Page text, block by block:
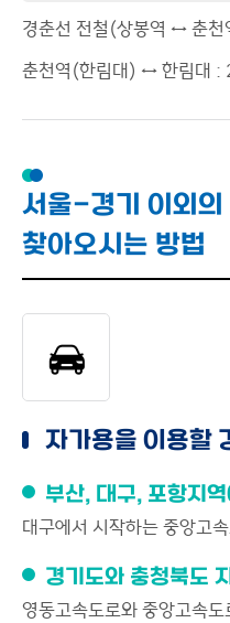
경춘선 전철(상봉역 ↔ 춘천
춘천역(한림대) ↔ 한림대
서울-경기 이외의
찾아오시는 방법
자가용을 이용할
부산, 대구, 포항지
대구에서 시작하는 중앙고
경기도와 충청북도
영동고속도로와 중앙고속